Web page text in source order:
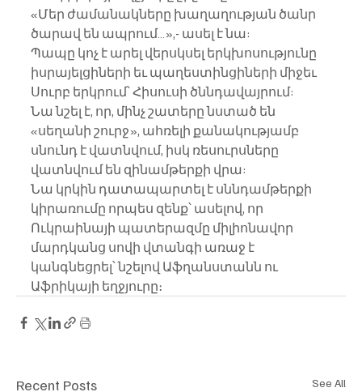
«Մեր ժամանակները խաղաղության ծանր
ծարավ են ապրում…»,- ասել է նա:
Պապը կոչ է արել վերսկսել երկխոսությունը
իսրայելցիների եւ պաղեստինցիների միջեւ
Սուրբ երկրում՝ Հիսուսի ծննդավայրում:
Նա նշել է, որ, մինչ շատերը նստած են
«սեղանի շուրջ», ահռելի քանակությամբ
սնունդ է վատնվում, իսկ ռեսուրսները
վատնվում են զինամթերքի վրա:
Նա կրկին դատապարտել է սննդամթերքի
կիրառումը որպես զենք՝ ասելով, որ
Ուկրաինայի պատերազմը միլիոնավոր
մարդկանց սովի վտանգի առաջ է
կանգնեցրել՝ նշելով Աֆղանստանն ու
Աֆրիկայի եղջյուրը։
Recent Posts See All